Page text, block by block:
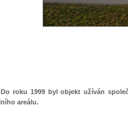
roku 1999 byl objekt užíván
areálu.